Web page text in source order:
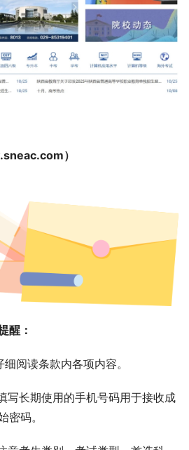
）
醒：
阅读条款内各项内容。
写长期使用的手机号码用于接收成
密码。